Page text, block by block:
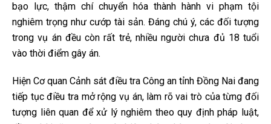
bạo lực, thậm chí chuyển hóa thành hành vi phạm tội
nghiêm trọng như cướp tài sản. Đáng chú ý, các đối tượng
trong vụ án đều còn rất trẻ, nhiều người chưa đủ 18 tuổi
vào thời điểm gây án.
Hiện Cơ quan Cảnh sát điều tra Công an tỉnh Đồng Nai đang
tiếp tục điều tra mở rộng vụ án, làm rõ vai trò của từng đối
tượng liên quan để xử lý nghiêm theo quy định pháp luật,